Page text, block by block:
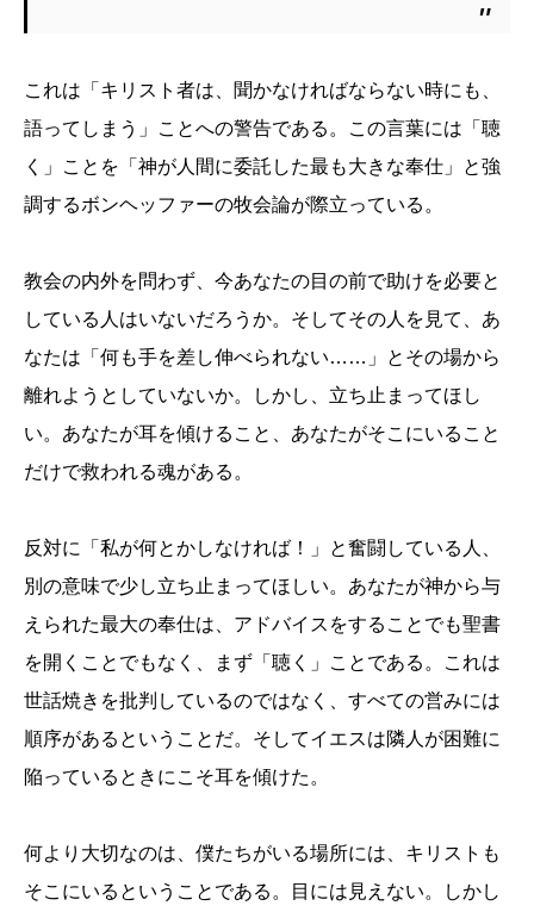
これは「キリスト者は、聞かなければならない時にも、
語ってしまう」ことへの警告である。この言葉には「聴
く」ことを「神が人間に委託した最も大きな奉仕」と強
調するボンヘッファーの牧会論が際立っている。
教会の内外を問わず、今あなたの目の前で助けを必要と
している人はいないだろうか。そしてその人を見て、あ
なたは「何も手を差し伸べられない……」とその場から
離れようとしていないか。しかし、立ち止まってほし
い。あなたが耳を傾けること、あなたがそこにいること
だけで救われる魂がある。
反対に「私が何とかしなければ！」と奮闘している人、
別の意味で少し立ち止まってほしい。あなたが神から与
えられた最大の奉仕は、アドバイスをすることでも聖書
を開くことでもなく、まず「聴く」ことである。これは
世話焼きを批判しているのではなく、すべての営みには
順序があるということだ。そしてイエスは隣人が困難に
陥っているときにこそ耳を傾けた。
何より大切なのは、僕たちがいる場所には、キリストも
そこにいるということである。目には見えない。しかし